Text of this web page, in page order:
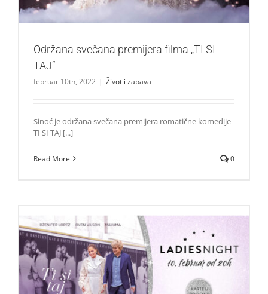
Održana svečana premijera filma „TI SI
TAJ“
februar 10th, 2022 | Život i zabava
Sinoć je održana svečana premijera romatične komedije
TI SI TAJ [...]
Read More 0
Glamurozno veče za dame u bioskopu Cineplexx
Promenada uz fantastične poklone i piće dobrodošlice